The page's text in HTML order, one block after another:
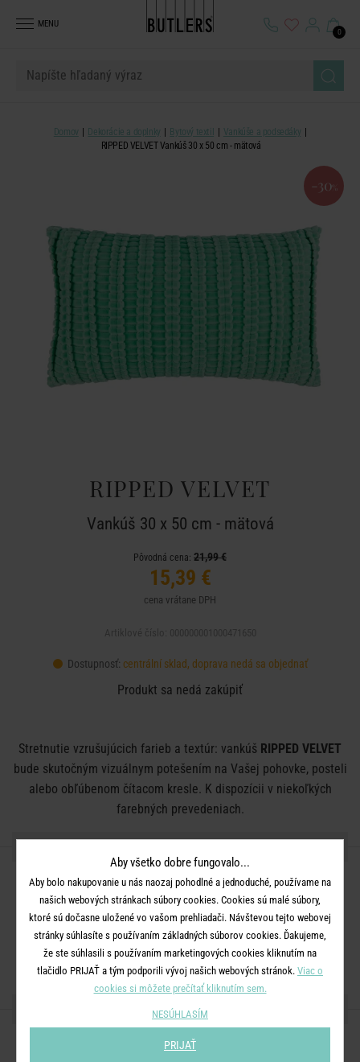
MENU
0
Domov Dekorácie a doplnky Bytový textil
Vankúše a podsedáky
RIPPED VELVET Vankúš 30 x 50 cm - mätová
-30 %
RIPPED VELVET
Vankúš 30 x 50 cm - mätová
Pôvodná cena: 21,99 €
15,39 €
cena vrátane DPH
Dostupnosť: centrální sklad, doprava nedá sa objednať
Produkt sa nedá zakúpiť
Stretnutie vzrušujúcich farieb a textúr: vankúš RIPPED VELVET
bude skutočným vizuálnym potešením na Vašej pohovke, posteli
alebo obľúbenom čítacom kresle. K dispozícii v niekoľkých
farebných prevedeniach.
DETAILY PRODUKTU
Rozmery:D 30 x Š 50 cm
Materiál:poťah: 100 % bavlna, výplň: 100 % polyester
Ďalšie informácie:Možné prať v ruke. Nebieliť. Nevhodné do
bubnovej sušičky. Chemické čistenie sa neodporúča.
ZDIEĽAJTE S PRIATEĽMI
Aby všetko dobre fungovalo...
Aby bolo nakupovanie u nás naozaj pohodlné a jednoduché, používame na
našich webových stránkach súbory cookies. Cookies sú malé súbory,
ktoré sú dočasne uložené vo vašom prehliadači. Návštevou tejto webovej
stránky súhlasíte s používaním základných súborov cookies. Ďakujeme,
že ste súhlasili s používaním marketingových cookies kliknutím na
tlačidlo PRIJAŤ a tým podporili vývoj našich webových stránok. Viac o
cookies si môžete prečítať kliknutím sem.
NESÚHLASÍM
PRIJAŤ